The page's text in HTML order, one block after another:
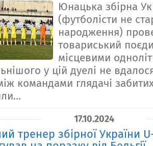
Юнацька збірна
(футболісти не
народження)
товариський
місцевими
у цій дуелі не
командами глядачі
17.10.2024
тренер збірної України